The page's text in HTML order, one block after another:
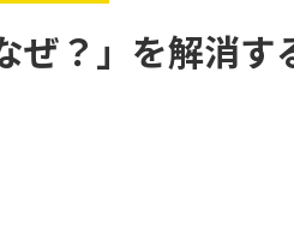
ぜ？」を解消